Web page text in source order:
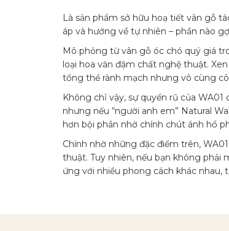
Là sản phẩm sở hữu hoạ tiết vân gỗ
áp và hướng về tự nhiên – phần nào
Mô phỏng từ vân gỗ óc chó quý giá
loại hoa văn đậm chất nghệ thuật.
tổng thể rành mạch nhưng vô cùng
Không chỉ vậy, sự quyến rũ của
nhưng nếu “người anh em” Natural
hơn bội phần nhờ chính chút ánh hổ
Chính nhờ những đặc điểm trên,
thuật. Tuy nhiên, nếu bạn không phải
ứng với nhiều phong cách khác nhau,